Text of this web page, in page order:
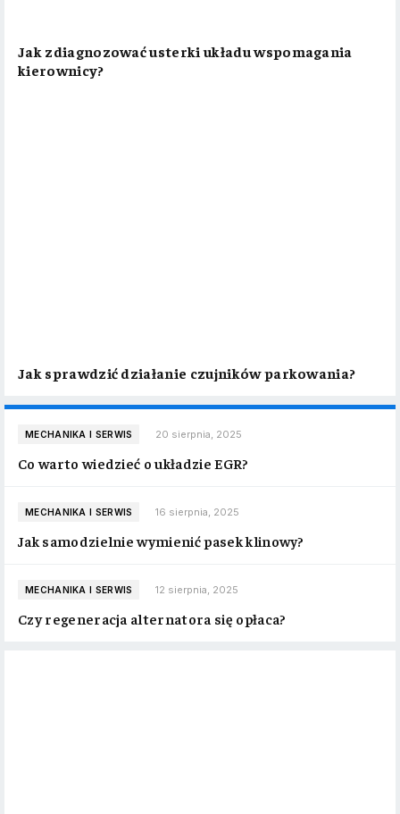
Jak zdiagnozować usterki układu wspomagania
kierownicy?
Jak sprawdzić działanie czujników parkowania?
MECHANIKA I SERWIS 20 sierpnia, 2025
Co warto wiedzieć o układzie EGR?
MECHANIKA I SERWIS 16 sierpnia, 2025
Jak samodzielnie wymienić pasek klinowy?
MECHANIKA I SERWIS 12 sierpnia, 2025
Czy regeneracja alternatora się opłaca?